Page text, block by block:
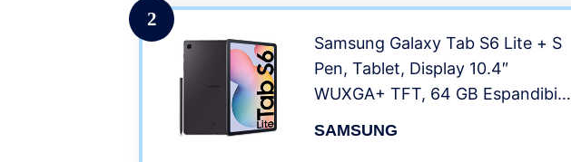
2
Samsung Galaxy Tab S6 Lite + S
Pen, Tablet, Display 10.4″
WUXGA+ TFT, 64 GB Espandibili,
SAMSUNG